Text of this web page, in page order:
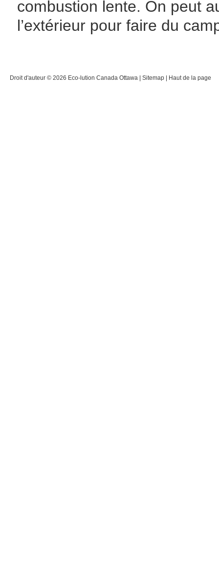
combustion lente. On peut
l’extérieur pour faire du
Droit d'auteur © 2026 Eco-lution Canada Ottawa Sitemap Haut de la page